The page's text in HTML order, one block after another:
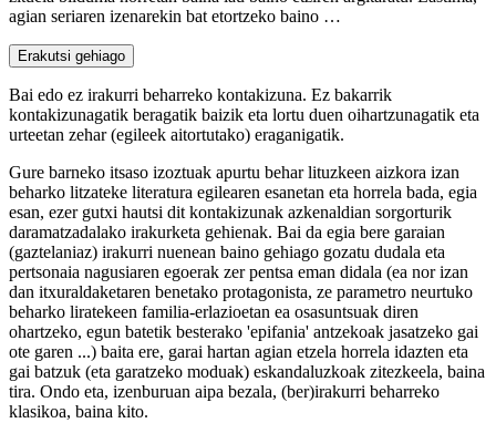
agian seriaren izenarekin bat etortzeko baino …
Erakutsi gehiago
Bai edo ez irakurri beharreko kontakizuna. Ez bakarrik
kontakizunagatik beragatik baizik eta lortu duen oihartzunagatik eta
urteetan zehar (egileek aitortutako) eraganigatik.
Gure barneko itsaso izoztuak apurtu behar lituzkeen aizkora izan
beharko litzateke literatura egilearen esanetan eta horrela bada, egia
esan, ezer gutxi hautsi dit kontakizunak azkenaldian sorgorturik
daramatzadalako irakurketa gehienak. Bai da egia bere garaian
(gaztelaniaz) irakurri nuenean baino gehiago gozatu dudala eta
pertsonaia nagusiaren egoerak zer pentsa eman didala (ea nor izan
dan itxuraldaketaren benetako protagonista, ze parametro neurtuko
beharko liratekeen familia-erlazioetan ea osasuntsuak diren
ohartzeko, egun batetik besterako 'epifania' antzekoak jasatzeko gai
ote garen ...) baita ere, garai hartan agian etzela horrela idazten eta
gai batzuk (eta garatzeko moduak) eskandaluzkoak zitezkeela, baina
tira. Ondo eta, izenburuan aipa bezala, (ber)irakurri beharreko
klasikoa, baina kito.